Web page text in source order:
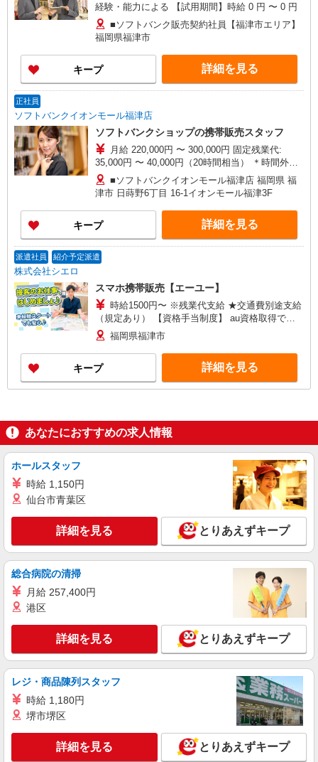
経験・能力による 【試用期間】時給 0 円 〜 0 円
■ソフトバンク販売契約社員【福津市エリア】
福岡県福津市
キープ 詳細を見る
正社員
ソフトバンクイオンモール福津店
ソフトバンクショップの携帯販売スタッフ
月給 220,000円 〜 300,000円 固定残業代:
35,000円 〜 40,000円（20時間相当） ＊時間外手
当は時間外労働の有無にかかわらず、固定残業代
として支給し、相当時間を超える時間外労働分は
法定どおり追加で支給します。 試用期間あり 3ヶ
月 ※経験・能力による 【試用期間】月給 220000
円 〜 240000 円
■ソフトバンクイオンモール福津店 福岡県 福
津市 日蒔野6丁目 16‐1イオンモール福津3F
キープ 詳細を見る
派遣社員 紹介予定派遣
株式会社シエロ
スマホ携帯販売【エーユー】
時給1500円〜 ※残業代支給 ★交通費別途支給
（規定あり） 【資格手当制度】 au資格取得で
5200〜11400円/月支給 家電アドバイザー資格をお
持ちの方はグレードに合わせて2500〜5000円/月支
給 ※入社後獲得も対象 【役割手当】 CSA（チ
ーフセールスアドバイザー）に昇格すると16600
円/月支給 ゜+゜・。○。・゜+゜・。○。・゜+゜
払い可能（規程有）★ ゜・。○。・゜+゜・。
○。・゜+゜
福岡県福津市
キープ 詳細を見る
あなたにおすすめの求人情報
ホールスタッフ
時給 1,150円
仙台市青葉区
詳細を見る とりあえずキープ
総合病院の清掃
月給 257,400円
港区
詳細を見る とりあえずキープ
レジ・商品陳列スタッフ
時給 1,180円
堺市堺区
詳細を見る とりあえずキープ